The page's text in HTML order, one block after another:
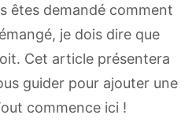
êtes demandé comment
je dois dire que
Cet article présentera
guider pour ajouter une
commence ici !